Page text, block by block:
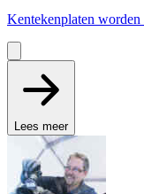
Kentekenplaten worden
Lees meer